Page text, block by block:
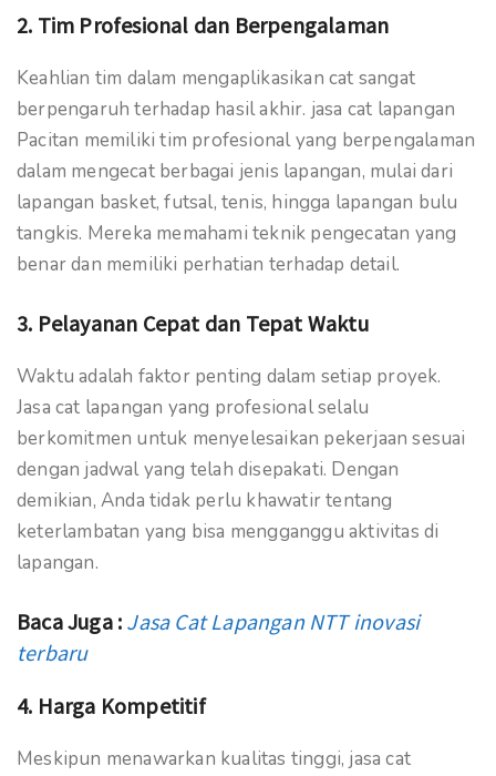
2. Tim Profesional dan Berpengalaman
Keahlian tim dalam mengaplikasikan cat sangat
berpengaruh terhadap hasil akhir. jasa cat lapangan
Pacitan memiliki tim profesional yang berpengalaman
dalam mengecat berbagai jenis lapangan, mulai dari
lapangan basket, futsal, tenis, hingga lapangan bulu
tangkis. Mereka memahami teknik pengecatan yang
benar dan memiliki perhatian terhadap detail.
3. Pelayanan Cepat dan Tepat Waktu
Waktu adalah faktor penting dalam setiap proyek.
Jasa cat lapangan yang profesional selalu
berkomitmen untuk menyelesaikan pekerjaan sesuai
dengan jadwal yang telah disepakati. Dengan
demikian, Anda tidak perlu khawatir tentang
keterlambatan yang bisa mengganggu aktivitas di
lapangan.
Baca Juga : Jasa Cat Lapangan NTT inovasi
terbaru
4. Harga Kompetitif
Meskipun menawarkan kualitas tinggi, jasa cat